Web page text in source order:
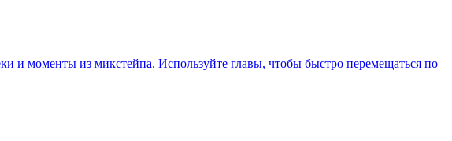
моменты из микстейпа. Используйте главы, чтобы быстро перемещаться по